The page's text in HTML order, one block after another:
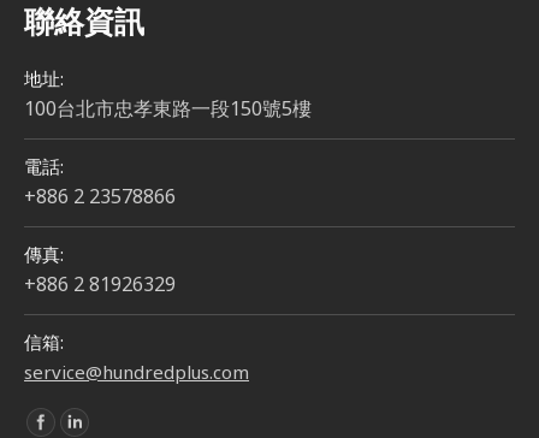
聯絡資訊
地址:
100台北市忠孝東路一段150號5樓
電話:
+886 2 23578866
傳真:
+886 2 81926329
信箱:
service@hundredplus.com
Find us on: